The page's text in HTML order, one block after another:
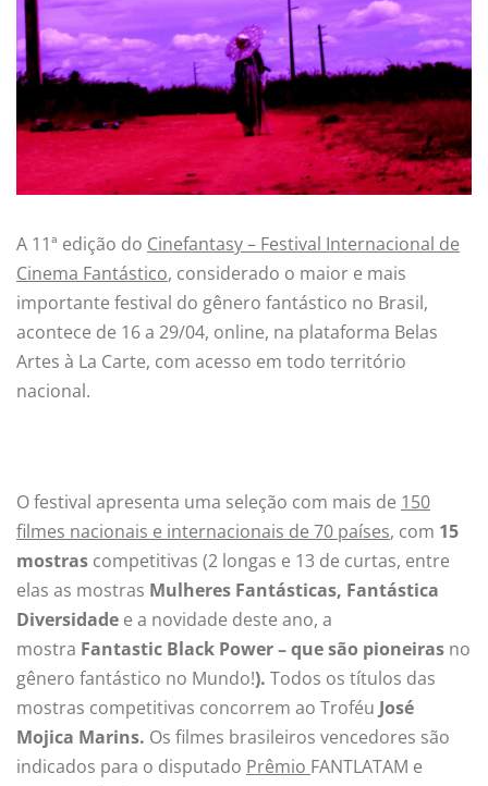
A 11ª edição do Cinefantasy – Festival Internacional de
Cinema Fantástico, considerado o maior e mais
importante festival do gênero fantástico no Brasil,
acontece de 16 a 29/04, online, na plataforma Belas
Artes à La Carte, com acesso em todo território
nacional.
O festival apresenta uma seleção com mais de 150
filmes nacionais e internacionais de 70 países, com 15
mostras competitivas (2 longas e 13 de curtas, entre
elas as mostras Mulheres Fantásticas, Fantástica
Diversidade e a novidade deste ano, a
mostra Fantastic Black Power – que são pioneiras no
gênero fantástico no Mundo!). Todos os títulos das
mostras competitivas concorrem ao Troféu José
Mojica Marins. Os filmes brasileiros vencedores são
indicados para o disputado Prêmio FANTLATAM e